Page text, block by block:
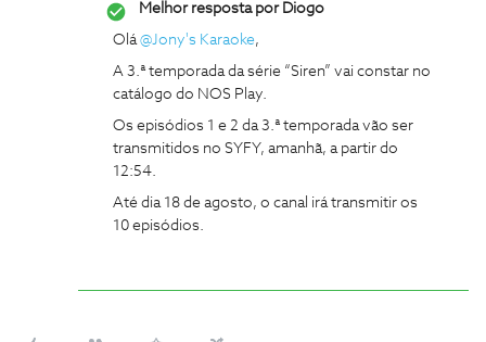
Melhor resposta porDiogo
Olá@Jony's Karaoke,
A 3.ª temporada da série “Siren” vai constar no
catálogo do NOS Play.
Os episódios 1 e 2 da 3.ª temporada vão ser
transmitidos no SYFY, amanhã, a partir do
12:54.
Até dia 18 de agosto, o canal irá transmitir os
10 episódios.